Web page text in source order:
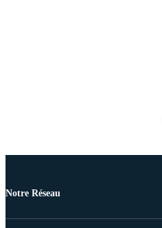
Notre Réseau